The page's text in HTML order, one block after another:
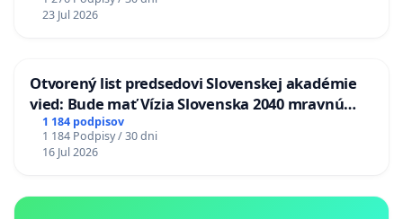
23 Jul 2026
Otvorený list predsedovi Slovenskej akadémie
vied: Bude mať Vízia Slovenska 2040 mravnú
chrbticu?
1 184 podpisov
1 184 Podpisy / 30 dni
16 Jul 2026